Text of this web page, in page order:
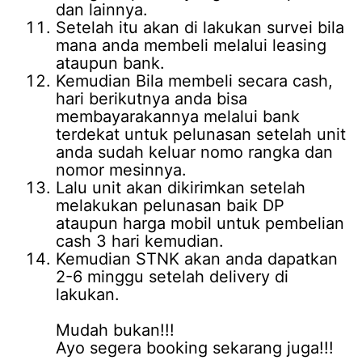
dan lainnya.
Setelah itu akan di lakukan survei bila
mana anda membeli melalui leasing
ataupun bank.
Kemudian Bila membeli secara cash,
hari berikutnya anda bisa
membayarakannya melalui bank
terdekat untuk pelunasan setelah unit
anda sudah keluar nomo rangka dan
nomor mesinnya.
Lalu unit akan dikirimkan setelah
melakukan pelunasan baik DP
ataupun harga mobil untuk pembelian
cash 3 hari kemudian.
Kemudian STNK akan anda dapatkan
2-6 minggu setelah delivery di
lakukan.
Mudah bukan!!!
Ayo segera booking sekarang juga!!!